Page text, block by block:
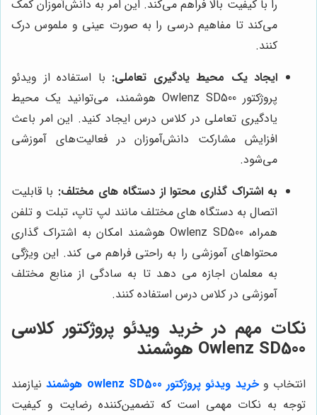
را با کیفیت بالا فراهم می‌کند. این امر به دانش‌آموزان کمک
می‌کند تا مفاهیم درسی را به صورت عینی و ملموس درک
کنند.
ایجاد یک محیط یادگیری تعاملی: با استفاده از ویدئو
پروژکتور Owlenz SD500 هوشمند، می‌توانید یک محیط
یادگیری تعاملی در کلاس درس ایجاد کنید. این امر باعث
افزایش مشارکت دانش‌آموزان در فعالیت‌های آموزشی
می‌شود.
به اشتراک گذاری محتوا از دستگاه های مختلف: با قابلیت
اتصال به دستگاه های مختلف مانند لپ تاپ، تبلت و تلفن
همراه، Owlenz SD500 هوشمند امکان به اشتراک گذاری
محتواهای آموزشی را به راحتی فراهم می کند. این ویژگی
به معلمان اجازه می دهد تا به سادگی از منابع مختلف
آموزشی در کلاس درس استفاده کنند.
نکات مهم در خرید ویدئو پروژکتور کلاسی
Owlenz SD500 هوشمند
انتخاب وخرید ویدئو پروژکتور owlenz SD500 هوشمند
نیازمند
توجه به نکات مهمی است که تضمین‌کننده رضایت و کیفیت